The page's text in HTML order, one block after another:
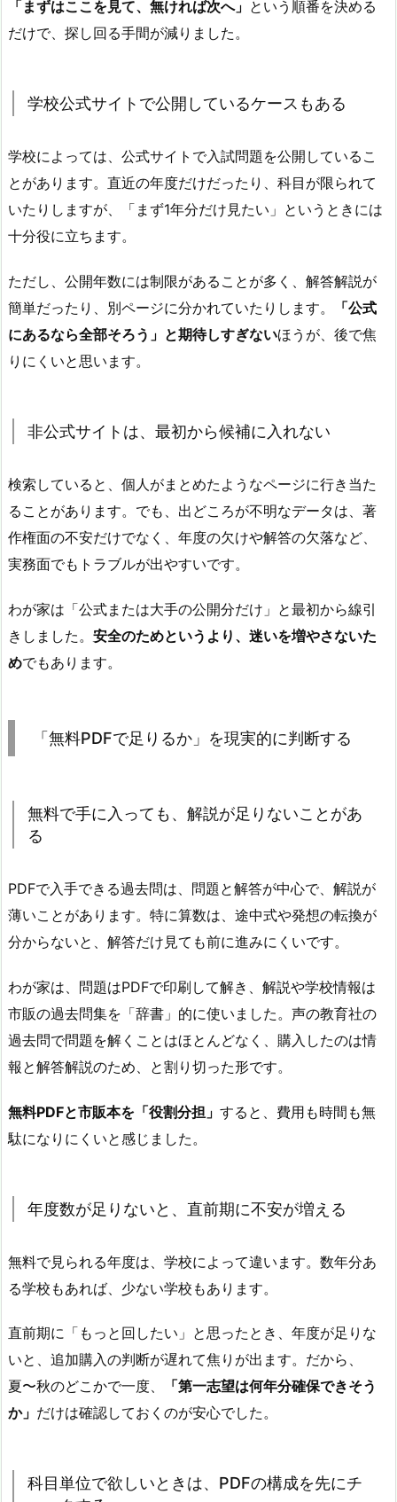
「まずはここを見て、無ければ次へ」 という順番を決める
だけで、探し回る手間が減りました。
学校公式サイトで公開しているケースもある
学校によっては、公式サイトで入試問題を公開しているこ
とがあります。直近の年度だけだったり、科目が限られて
いたりしますが、「まず1年分だけ見たい」というときには
十分役に立ちます。
ただし、公開年数には制限があることが多く、解答解説が
簡単だったり、別ページに分かれていたりします。
「公式
にあるなら全部そろう」と期待しすぎないほうが、後で焦
りにくいと思います。
非公式サイトは、最初から候補に入れない
検索していると、個人がまとめたようなページに行き当た
ることがあります。でも、出どころが不明なデータは、著
作権面の不安だけでなく、年度の欠けや解答の欠落など、
実務面でもトラブルが出やすいです。
わが家は「公式または大手の公開分だけ」と最初から線引
きしました。 安全のためというより、迷いを増やさないた
めでもあります。
「無料PDFで足りるか」を現実的に判断する
無料で手に入っても、解説が足りないことがあ
る
PDFで入手できる過去問は、問題と解答が中心で、解説が
薄いことがあります。特に算数は、途中式や発想の転換が
分からないと、解答だけ見ても前に進みにくいです。
わが家は、問題はPDFで印刷して解き、解説や学校情報は
市販の過去問集を「辞書」的に使いました。声の教育社の
過去問で問題を解くことはほとんどなく、購入したのは情
報と解答解説のため、と割り切った形です。
無料PDFと市販本を「役割分担」 すると、費用も時間も無
駄になりにくいと感じました。
年度数が足りないと、直前期に不安が増える
無料で見られる年度は、学校によって違います。数年分あ
る学校もあれば、少ない学校もあります。
直前期に「もっと回したい」と思ったとき、年度が足りな
いと、追加購入の判断が遅れて焦りが出ます。だから、
夏〜秋のどこかで一度、
「第一志望は何年分確保できそう
か」 だけは確認しておくのが安心でした。
科目単位で欲しいときは、PDFの構成を先にチ